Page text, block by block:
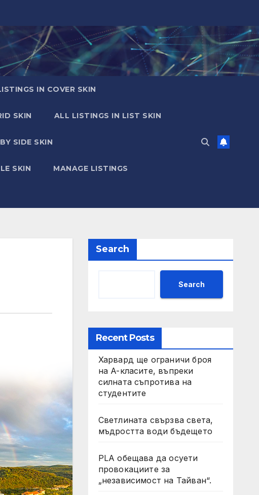
IN COVER SKIN
SKIN ALL LISTINGS IN LIST SKIN
SIDE SKIN
SKIN MANAGE LISTINGS
Search
Search
Recent Posts
Харвард ще ограничи броя
на A-класите, въпреки
силната съпротива на
студентите
Светлината свързва света,
мъдростта води бъдещето
PLA обещава да осуети
провокациите за
„независимост на Тайван“.